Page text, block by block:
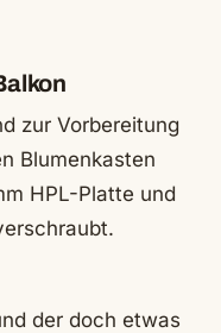
zur Vorbereitung
Blumenkasten
HPL-Platte und
der doch etwas